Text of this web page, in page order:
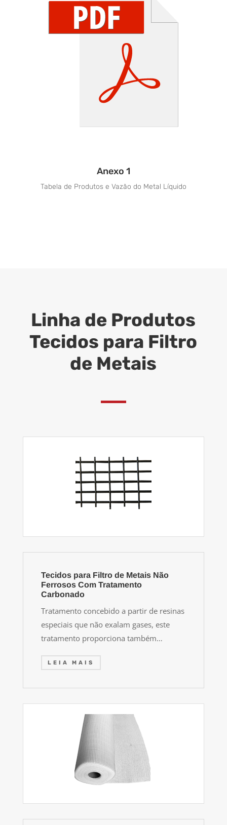
Anexo 1
Tabela de Produtos e Vazão do Metal Líquido
Linha de Produtos
Tecidos para Filtro
de Metais
Tecidos para Filtro de Metais Não
Ferrosos Com Tratamento
Carbonado
Tratamento concebido a partir de resinas
especiais que não exalam gases, este
tratamento proporciona também…
LEIA MAIS